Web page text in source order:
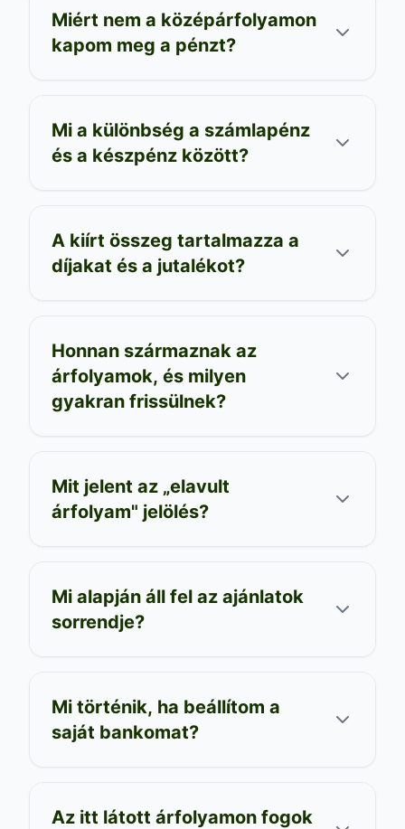
Miért nem a középárfolyamon
kapom meg a pénzt?
Mi a különbség a számlapénz
és a készpénz között?
A kiírt összeg tartalmazza a
díjakat és a jutalékot?
Honnan származnak az
árfolyamok, és milyen
gyakran frissülnek?
Mit jelent az „elavult
árfolyam" jelölés?
Mi alapján áll fel az ajánlatok
sorrendje?
Mi történik, ha beállítom a
saját bankomat?
Az itt látott árfolyamon fogok